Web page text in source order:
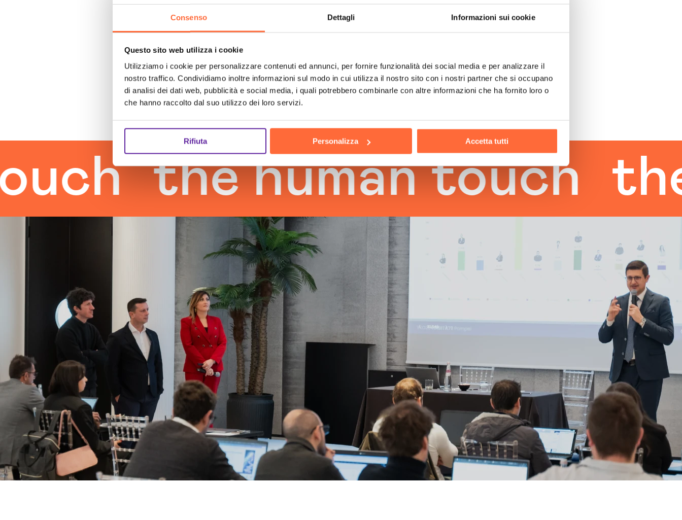
Consenso Dettagli Informazioni sui cookie
Questo sito web utilizza i cookie
Utilizziamo i cookie per personalizzare contenuti ed annunci, per fornire funzionalità dei social media e per analizzare il
nostro traffico. Condividiamo inoltre informazioni sul modo in cui utilizza il nostro sito con i nostri partner che si occupano
di analisi dei dati web, pubblicità e social media, i quali potrebbero combinarle con altre informazioni che ha fornito loro o
che hanno raccolto dal suo utilizzo dei loro servizi.
Rifiuta Personalizza Accetta tutti
the human touch the